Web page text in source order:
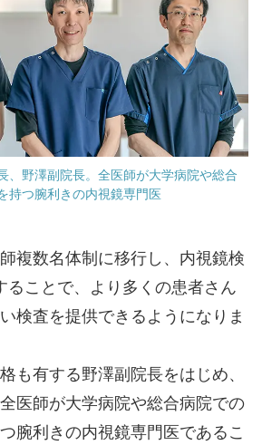
、野澤副院長。全医師が大学病院や総合
持つ腕利きの内視鏡専門医
複数名体制に移行し、内視鏡検
ることで、より多くの患者さん
検査を提供できるようになりま
も有する野澤副院長をはじめ、
医師が大学病院や総合病院での
腕利きの内視鏡専門医であるこ